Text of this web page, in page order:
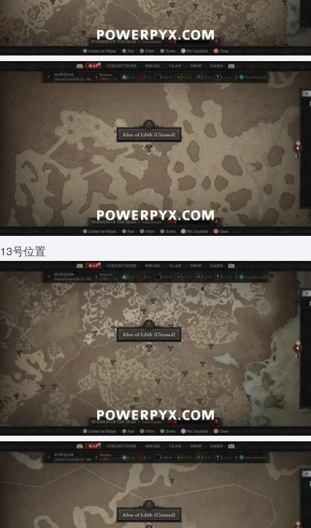
13号位置